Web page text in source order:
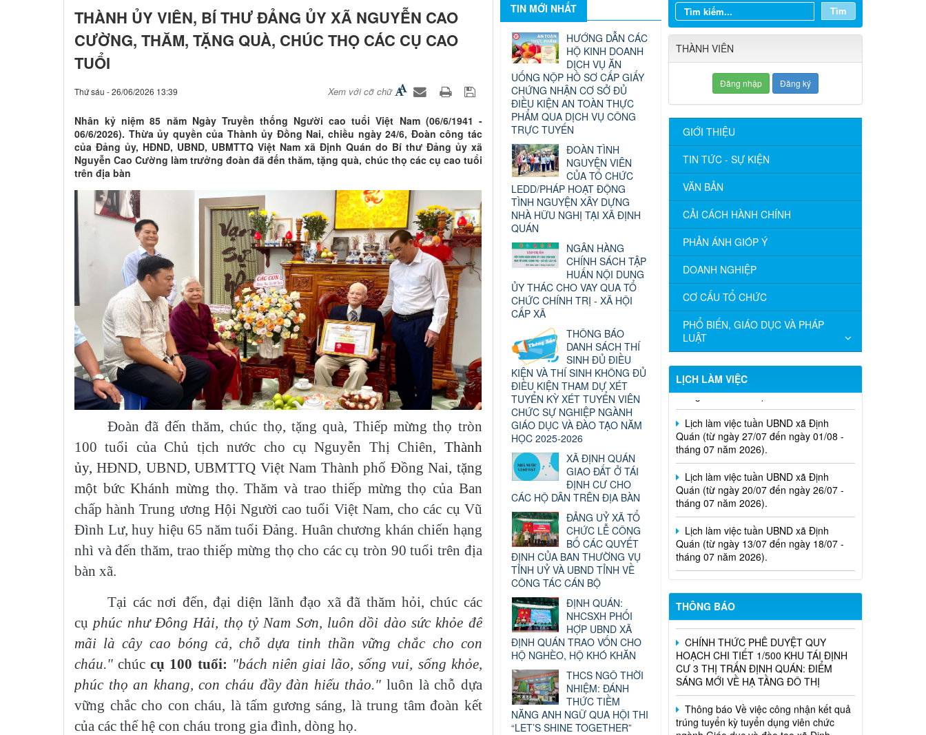
THÀNH ỦY VIÊN, BÍ THƯ ĐẢNG ỦY XÃ NGUYỄN CAO
CƯỜNG, THĂM, TẶNG QUÀ, CHÚC THỌ CÁC CỤ CAO
TUỔI
Thứ sáu - 26/06/2026 13:39 Xem với cỡ chữ
Nhân kỷ niệm 85 năm Ngày Truyền thống Người cao tuổi Việt Nam (06/6/1941 -
06/6/2026). Thừa ủy quyền của Thành ủy Đồng Nai, chiều ngày 24/6, Đoàn công tác
của Đảng ủy, HĐND, UBND, UBMTTQ Việt Nam xã Định Quán do Bí thư Đảng ủy xã
Nguyễn Cao Cường làm trưởng đoàn đã đến thăm, tặng quà, chúc thọ các cụ cao tuổi
trên địa bàn
Đoàn đã đến thăm, chúc thọ, tặng quà, Thiếp mừng thọ tròn
100 tuổi của Chủ tịch nước cho cụ Nguyễn Thị Chiên, Thành
ủy,HĐND, UBND, UBMTTQ Việt Nam Thành phố Đồng Nai, tặng
một bức Khánh mừng thọ. Thăm và trao thiếp mừng thọ của Ban
chấp hành Trung ương Hội Người cao tuổi Việt Nam, cho các cụ Vũ
Đình Lư, huy hiệu 65 năm tuổi Đảng. Huân chương khán chiến hạng
nhì và đến thăm, trao thiếp mừng thọ cho các cụ tròn 90 tuổi trên địa
bàn xã.
Tại các nơi đến, đại diện lãnh đạo xã đã thăm hỏi, chúc các
cụphúc như Đông Hải, thọ tỷ Nam Sơn, luôn dồi dào sức khỏe để
mãi là cây cao bóng cả, chỗ dựa tinh thần vững chắc cho con
cháu."chúccụ 100 tuổi: "bách niên giai lão, sống vui, sống khỏe,
phúc thọ an khang, con cháu đầy đàn hiếu thảo." luôn là chỗ dựa
vững chắc cho con cháu, là tấm gương sáng, là trung tâm đoàn kết
của các thế hệ con cháu trong gia đình, dòng họ.
Tìm
THÀNH VIÊN
Đăng nhập Đăng ký
GIỚI THIỆU
TIN TỨC - SỰ KIỆN
VĂN BẢN
CẢI CÁCH HÀNH CHÍNH
PHẢN ÁNH GIÓP Ý
DOANH NGHIỆP
CƠ CẤU TỔ CHỨC
PHỔ BIẾN, GIÁO DỤC VÀ PHÁP
LUẬT
LỊCH LÀM VIỆC
Lịch làm việc tuần UBND xã Định
Quán (từ ngày 03/08 đến ngày 08/08 -
tháng 08 năm 2026).
Lịch làm việc tuần UBND xã Định
Quán (từ ngày 27/07 đến ngày 01/08 -
tháng 07 năm 2026).
Lịch làm việc tuần UBND xã Định
Quán (từ ngày 20/07 đến ngày 26/07 -
tháng 07 năm 2026).
Lịch làm việc tuần UBND xã Định
Quán (từ ngày 13/07 đến ngày 18/07 -
tháng 07 năm 2026).
THÔNG BÁO
Nghị Quyết Về việc sắp xếp, điều
chỉnh, đổi tên các ấp trên địa bàn xã
Định Quán
CHÍNH THỨC PHÊ DUYỆT QUY
HOẠCH CHI TIẾT 1/500 KHU TÁI ĐỊNH
CƯ 3 THỊ TRẤN ĐỊNH QUÁN: ĐIỂM
SÁNG MỚI VỀ HẠ TẦNG ĐÔ THỊ
Thông báo Về việc công nhận kết quả
trúng tuyển kỳ tuyển dụng viên chức
ngành Giáo dục và đào tạo xã Định
Quán năm học 2025-2026
TIN MỚI NHẤT
HƯỚNG DẪN CÁC
HỘ KINH DOANH
DỊCH VỤ ĂN
UỐNG NỘP HỒ SƠ CẤP GIẤY
CHỨNG NHẬN CƠ SỞ ĐỦ
ĐIỀU KIỆN AN TOÀN THỰC
PHẨM QUA DỊCH VỤ CÔNG
TRỰC TUYẾN
ĐOÀN TÌNH
NGUYỆN VIÊN
CỦA TỔ CHỨC
LEDD/PHÁP HOẠT ĐỘNG
TÌNH NGUYỆN XÂY DỰNG
NHÀ HỮU NGHỊ TẠI XÃ ĐỊNH
QUÁN
NGÂN HÀNG
CHÍNH SÁCH TẬP
HUẤN NỘI DUNG
ỦY THÁC CHO VAY QUA TỔ
CHỨC CHÍNH TRỊ - XÃ HỘI
CẤP XÃ
THÔNG BÁO
DANH SÁCH THÍ
SINH ĐỦ ĐIỀU
KIỆN VÀ THÍ SINH KHÔNG ĐỦ
ĐIỀU KIỆN THAM DỰ XÉT
TUYỂN KỲ XÉT TUYỂN VIÊN
CHỨC SỰ NGHIỆP NGÀNH
GIÁO DỤC VÀ ĐÀO TẠO NĂM
HỌC 2025-2026
XÃ ĐỊNH QUÁN
GIAO ĐẤT Ở TÁI
ĐỊNH CƯ CHO
CÁC HỘ DÂN TRÊN ĐỊA BÀN
ĐẢNG UỶ XÃ TỔ
CHỨC LỄ CÔNG
BỐ CÁC QUYẾT
ĐỊNH CỦA BAN THƯỜNG VỤ
TỈNH UỶ VÀ UBND TỈNH VỀ
CÔNG TÁC CÁN BỘ
ĐỊNH QUÁN:
NHCSXH PHỐI
HỢP UBND XÃ
ĐỊNH QUÁN TRAO VỐN CHO
HỘ NGHÈO, HỘ KHÓ KHĂN
THCS NGÔ THỜI
NHIỆM: ĐÁNH
THỨC TIỀM
NĂNG ANH NGỮ QUA HỘI THI
“LET’S SHINE TOGETHER”